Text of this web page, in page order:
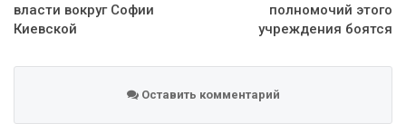
власти вокруг Софии
Киевской
полномочий этого
учреждения боятся
Оставить комментарий